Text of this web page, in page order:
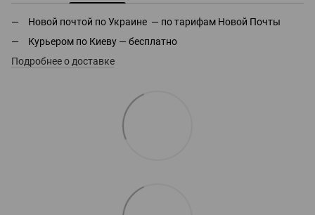
Новой почтой по Украине — по тарифам Новой Почты
Курьером по Киеву — бесплатно
Подробнее о доставке